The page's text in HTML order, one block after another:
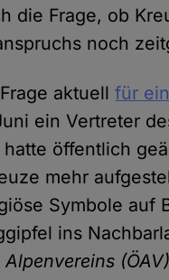
die Frage, ob
noch
aktuellfür
ein Vertreter
hatte öffentlich
mehr
Symbole auf
ins
(ÖAV)